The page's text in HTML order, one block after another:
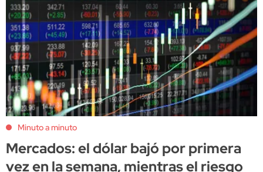
Minuto a minuto
Mercados: el dólar bajó por primera
vez en la semana, mientras el riesgo